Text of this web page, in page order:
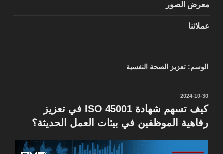
معرض الصور
عملائنا
الوسم: تعزيز الصحة النفسية
نُشر
في
2024-10-30
كيف تسهم شهادة ISO 45001 في تعزيز
رفاهية الموظفين في بيئات العمل الحديثة؟